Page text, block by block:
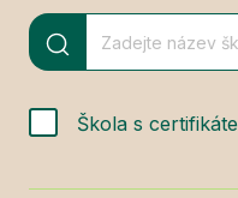
Škola s